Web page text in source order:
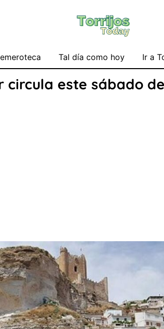
Tal día como hoy Ir a
circula este sábado